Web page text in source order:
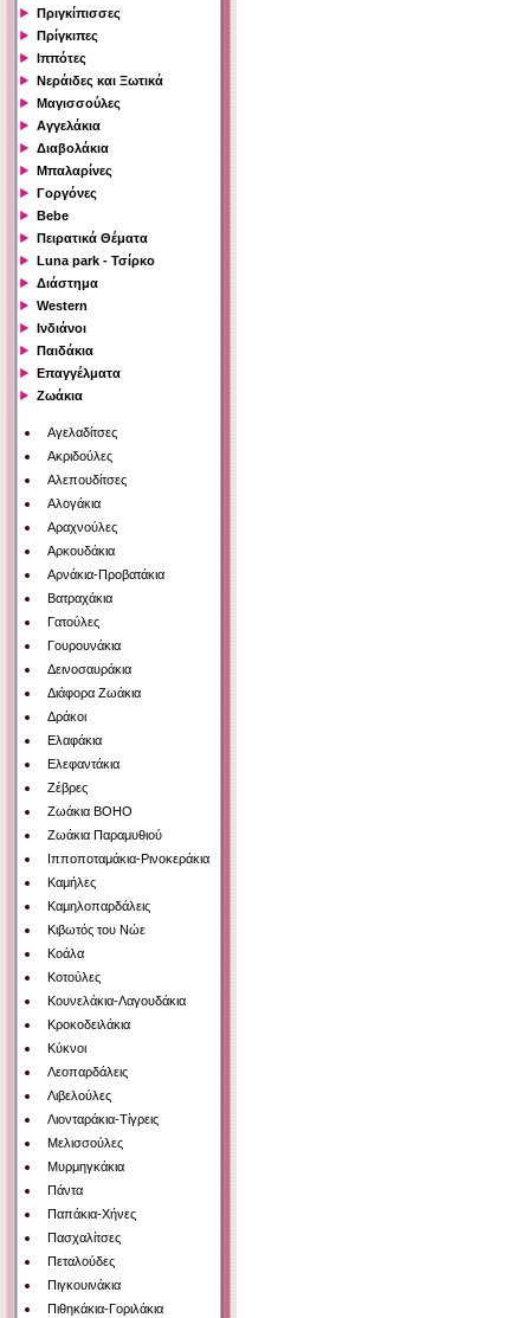
Πριγκίπισσες
Πρίγκιπες
Ιππότες
Νεράιδες και Ξωτικά
Μαγισσούλες
Αγγελάκια
Διαβολάκια
Μπαλαρίνες
Γοργόνες
Bebe
Πειρατικά Θέματα
Luna park - Τσίρκο
Διάστημα
Western
Ινδιάνοι
Παιδάκια
Επαγγέλματα
Ζωάκια
Αγελαδίτσες
Ακριδούλες
Αλεπουδίτσες
Αλογάκια
Αραχνούλες
Αρκουδάκια
Αρνάκια-Προβατάκια
Βατραχάκια
Γατούλες
Γουρουνάκια
Δεινοσαυράκια
Διάφορα Ζωάκια
Δράκοι
Ελαφάκια
Ελεφαντάκια
Ζέβρες
Ζωάκια BOHO
Ζωάκια Παραμυθιού
Ιπποποταμάκια-Ρινοκεράκια
Καμήλες
Καμηλοπαρδάλεις
Κιβωτός του Νώε
Κοάλα
Κοτούλες
Κουνελάκια-Λαγουδάκια
Κροκοδειλάκια
Κύκνοι
Λεοπαρδάλεις
Λιβελούλες
Λιονταράκια-Τίγρεις
Μελισσούλες
Μυρμηγκάκια
Πάντα
Παπάκια-Χήνες
Πασχαλίτσες
Πεταλούδες
Πιγκουινάκια
Πιθηκάκια-Γοριλάκια